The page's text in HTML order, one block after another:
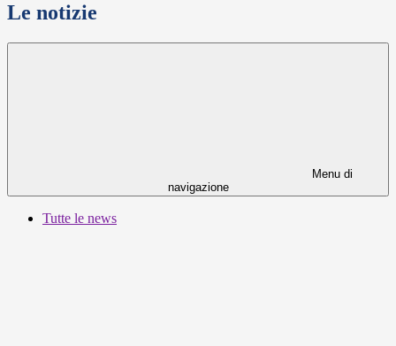
Le notizie
Menu di
navigazione
Tutte le news